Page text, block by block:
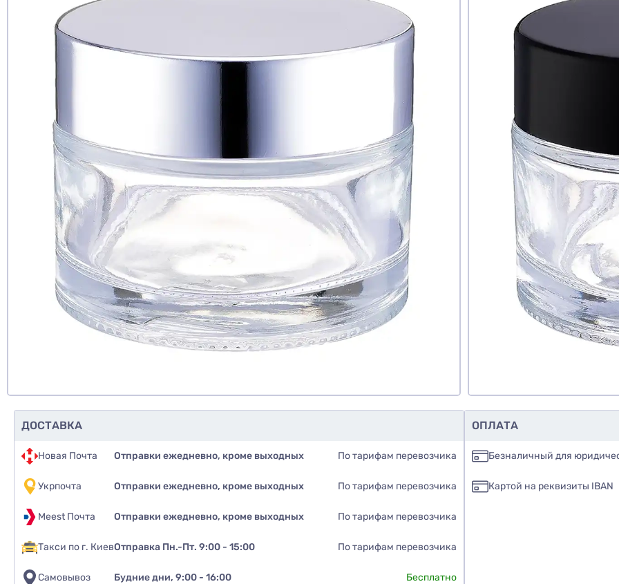
Рекомендуете ли вы этот товар
нет
еще не знаю
Добавить фото
Добавить отзыв
ДОСТАВКА
Новая Почта Отправки ежедневно, кроме выходных По тарифам перевозчика
Укрпочта Отправки ежедневно, кроме выходных По тарифам перевозчика
Meest Почта Отправки ежедневно, кроме выходных По тарифам перевозчика
Такси по г. КиевОтправка Пн.-Пт. 9:00 - 15:00 По тарифам перевозчика
Самовывоз Будние дни, 9:00 - 16:00 Бесплатно
ОПЛАТА
Безналичный для
Картой на реквизиты IBAN